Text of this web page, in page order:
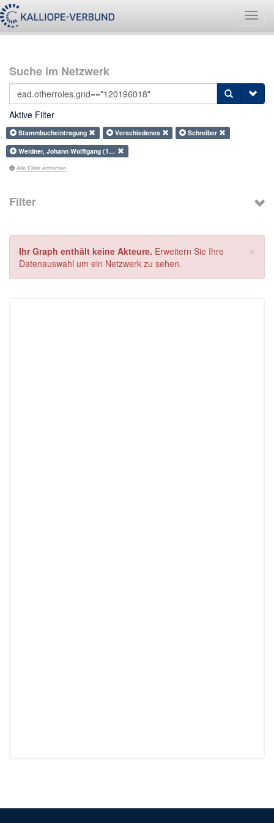
Suche im Netzwerk
Aktive Filter
Stammbucheintragung Verschiedenes
Schreiber
Weidner, Johann Wolffgang (1…
Alle Filter entfernen
Filter
×
Ihr Graph enthält keine Akteure. Erweitern Sie Ihre
Datenauswahl um ein Netzwerk zu sehen.